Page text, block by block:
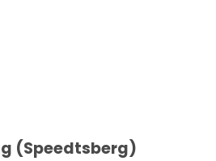
(Speedtsberg)